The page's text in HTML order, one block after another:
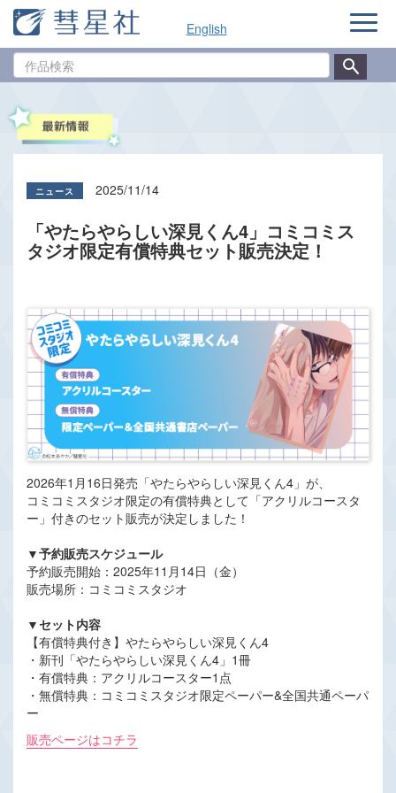
English
品
ナ
ゲ
2025/11/14
「やたらやらしい深見くん4」コミコミス
タジオ限定有償特典セット販売決定！
2026年1月16日発売「やたらやらしい深見くん4」が、
コミコミスタジオ限定の有償特典として「アクリルコースタ
ー」付きのセット販売が決定しました！
▼予約販売スケジュール
予約販売開始：2025年11月14日（金）
販売場所：コミコミスタジオ
▼セット内容
【有償特典付き】やたらやらしい深見くん4
・新刊「やたらやらしい深見くん4」1冊
・有償特典：アクリルコースター1点
・無償特典：コミコミスタジオ限定ペーパー&全国共通ペーパ
ー
販売ページはコチラ